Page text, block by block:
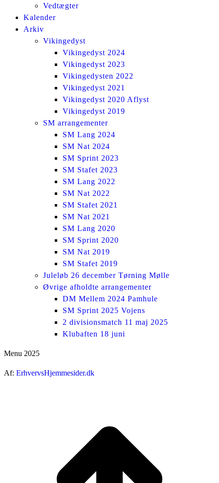
Vedtægter
Kalender
Arkiv
Vikingedyst
Vikingedyst 2024
Vikingedyst 2023
Vikingedysten 2022
Vikingedyst 2021
Vikingedyst 2020 Aflyst
Vikingedyst 2019
SM arrangementer
SM Lang 2024
SM Nat 2024
SM Sprint 2023
SM Stafet 2023
SM Lang 2022
SM Nat 2022
SM Stafet 2021
SM Nat 2021
SM Lang 2020
SM Sprint 2020
SM Nat 2019
SM Stafet 2019
Juleløb 26 december Tørning Mølle
Øvrige afholdte arrangementer
DM Mellem 2024 Pamhule
SM Sprint 2025 Vojens
2 divisionsmatch 11 maj 2025
Klubaften 18 juni
Menu 2025
Af: ErhvervsHjemmesider.dk